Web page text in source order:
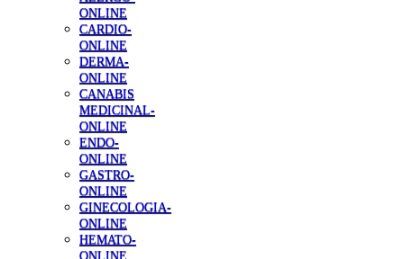
ONLINE
CARDIO-
ONLINE
DERMA-
ONLINE
CANABIS
MEDICINAL-
ONLINE
ENDO-
ONLINE
GASTRO-
ONLINE
GINECOLOGIA-
ONLINE
HEMATO-
ONLINE